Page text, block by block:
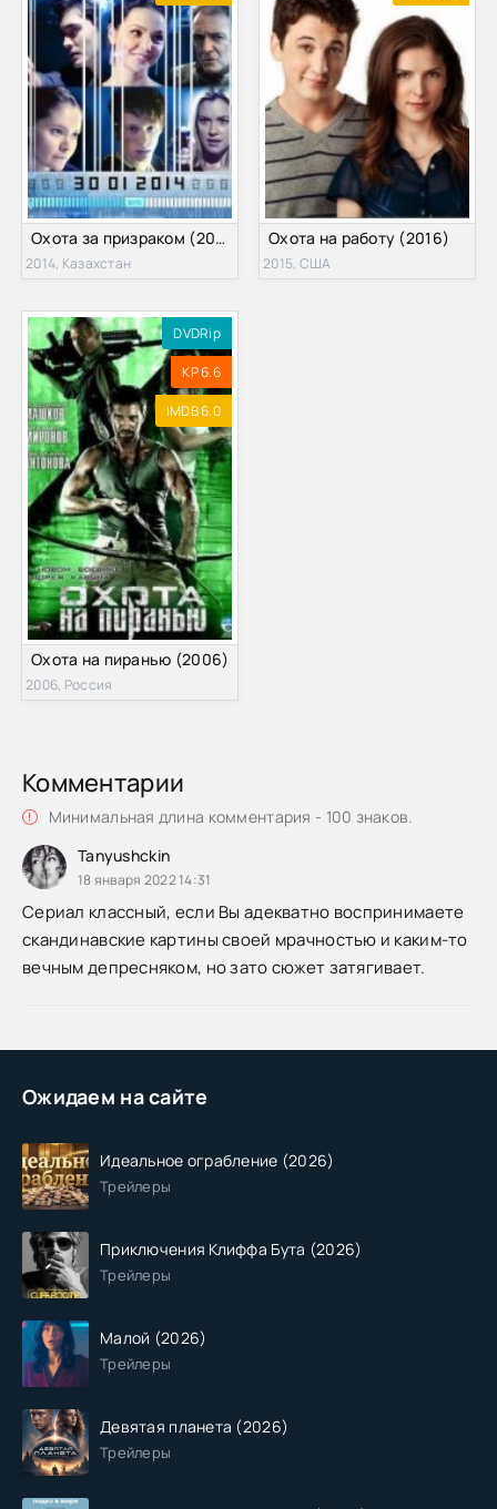
Ожидаем на сайте
Идеальное ограбление (2026)
Трейлеры
Приключения Клиффа Бута (2026)
Трейлеры
Малой (2026)
Трейлеры
Девятая планета (2026)
Трейлеры
Охота за призраком (2014)
2014, Казахстан
Охота на работу (2016)
2015, США
DVDRip
KP 6.6
IMDB 6.0
Охота на пиранью (2006)
2006, Россия
Комментарии
Минимальная длина комментария - 100 знаков.
Tanyushckin
18 января 2022 14:31
Сериал классный, если Вы адекватно воспринимаете
скандинавские картины своей мрачностью и каким-то
вечным депресняком, но зато сюжет затягивает.